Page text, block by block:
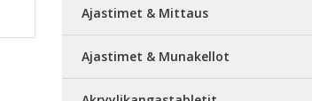
Ajastimet & Mittaus
Ajastimet & Munakellot